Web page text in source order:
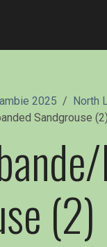
2025
North
Sandgrouse (2)
(2)